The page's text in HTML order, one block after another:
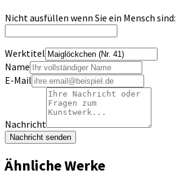
Nicht ausfüllen wenn Sie ein Mensch sind:
Werktitel
Name
E-Mail
Nachricht
Nachricht senden
Ähnliche Werke